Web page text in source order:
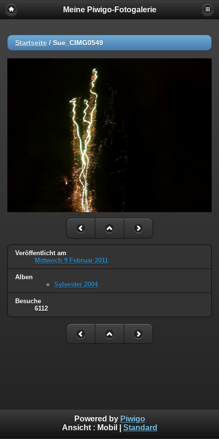
Meine Piwigo-Fotogalerie
Startseite / Sue_CIMG0549
Veröffentlicht am
Mittwoch 9 Februar 2011
Alben
Sylvester 2004
Besuche
6112
Powered by Piwigo
Ansicht : Mobil Standard